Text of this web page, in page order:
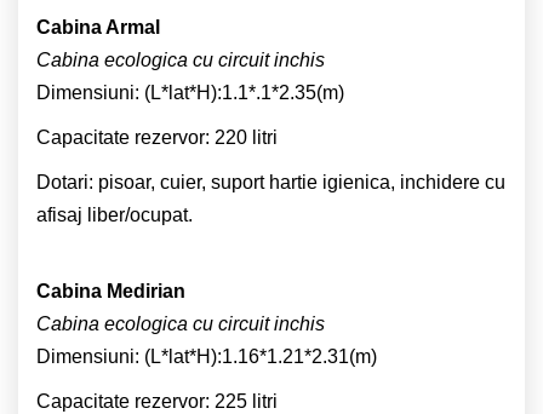
Cabina Armal
Cabina ecologica cu circuit inchis
Dimensiuni: (L*lat*H):1.1*.1*2.35(m)
Capacitate rezervor: 220 litri
Dotari: pisoar, cuier, suport hartie igienica, inchidere cu
afisaj liber/ocupat.
Cabina Medirian
Cabina ecologica cu circuit inchis
Dimensiuni: (L*lat*H):1.16*1.21*2.31(m)
Capacitate rezervor: 225 litri